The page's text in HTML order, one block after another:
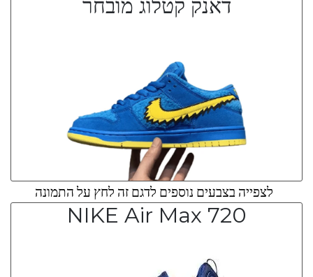
דאנק קטלוג מובחר
לצפייה בצבעים נוספים לדגם זה לחץ על התמונה
NIKE Air Max 720